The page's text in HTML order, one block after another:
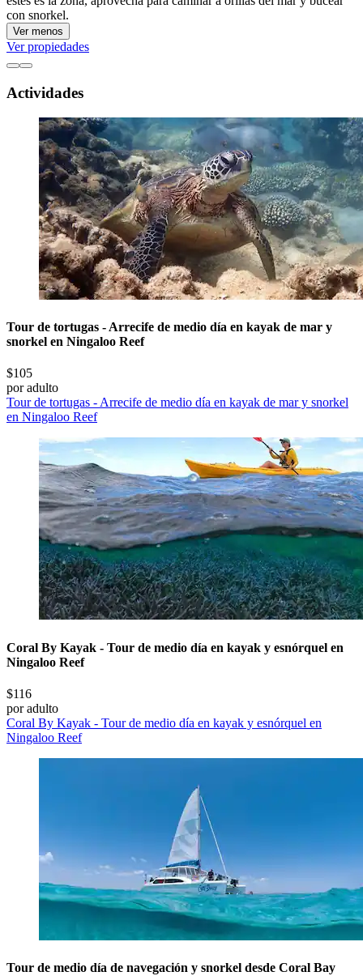
con snorkel.
Ver menos
Ver propiedades
Actividades
Tour de tortugas - Arrecife de medio día en kayak de mar y
snorkel en Ningaloo Reef
$105
por adulto
Tour de tortugas - Arrecife de medio día en kayak de mar y snorkel
en Ningaloo Reef
Coral By Kayak - Tour de medio día en kayak y esnórquel en
Ningaloo Reef
$116
por adulto
Coral By Kayak - Tour de medio día en kayak y esnórquel en
Ningaloo Reef
Tour de medio día de navegación y snorkel desde Coral Bay